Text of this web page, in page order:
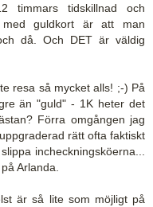
timmars tidskillnad och
med guldkort är att man
då. Och DET är väldig
resa så mycket alls! ;-) På
än "guld" - 1K heter det
Förra omgången jag
rätt ofta faktiskt
incheckningsköerna...
Arlanda.
är så lite som möjligt på